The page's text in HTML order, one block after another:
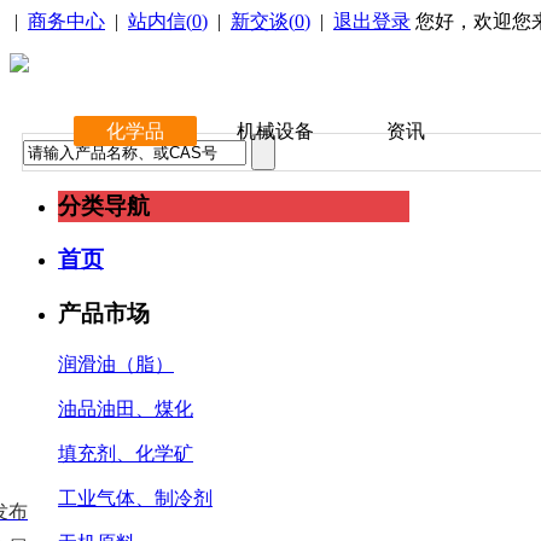
| 商务中心 | 站内信(0) | 新交谈(0) | 退出登录 您好，欢迎您
化学品 机械设备 资讯
分类导航
首页
产品市场
润滑油（脂）
油品油田、煤化
填充剂、化学矿
工业气体、制冷剂
布